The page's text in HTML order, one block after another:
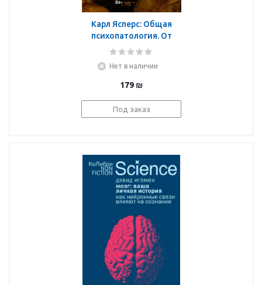
Карл Ясперс: Общая
психопатология. От
становления личности
Нет в наличии
179 ₪
Под заказ